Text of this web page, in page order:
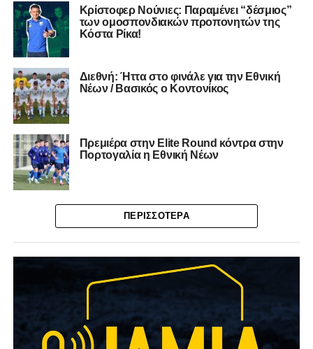
Κρίστοφερ Νούνιες: Παραμένει “δέσμιος”
των ομοσπονδιακών προπονητών της
Κόστα Ρίκα!
Διεθνή: Ήττα στο φινάλε για την Εθνική
Νέων / Βασικός ο Κοντονίκος
Πρεμιέρα στην Elite Round κόντρα στην
Πορτογαλία η Εθνική Νέων
ΠΕΡΙΣΣΌΤΕΡΑ